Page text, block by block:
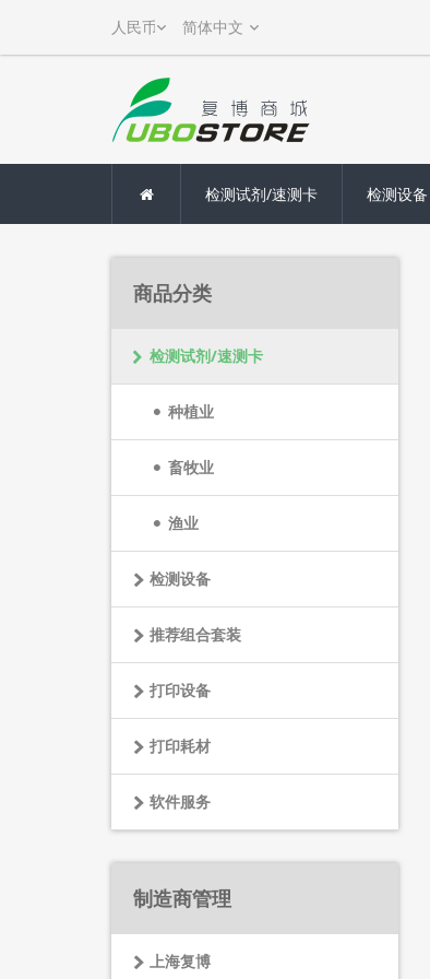
检测试剂/速测卡 检测设备
商品分类
检测试剂/速测卡
种植业
畜牧业
渔业
检测设备
推荐组合套装
打印设备
打印耗材
软件服务
制造商管理
上海复博